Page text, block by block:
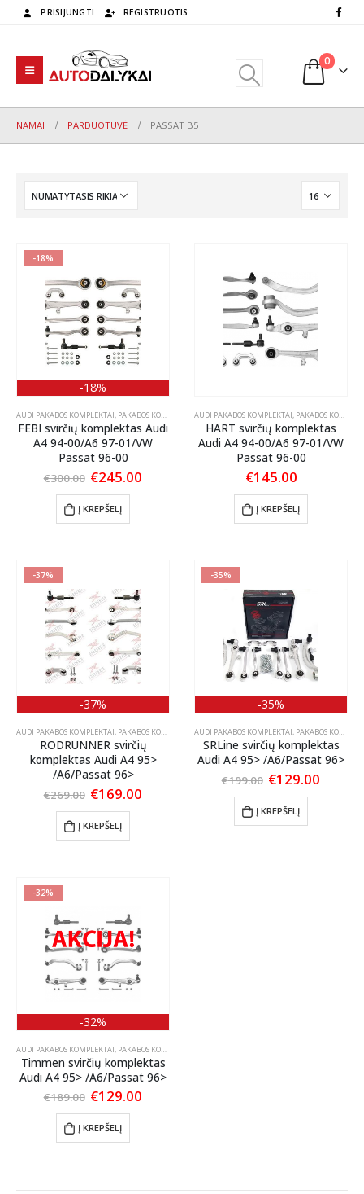
PRISIJUNGTI REGISTRUOTIS
0
NAMAI PARDUOTUVĖ PASSAT B5
-18%
-18%
AUDI PAKABOS KOMPLEKTAI, PAKABOS KOMPLEKTAI ,VW PAKABOS KOMPLEKTAI
FEBI svirčių komplektas Audi
A4 94-00/A6 97-01/VW
Passat 96-00
€300.00 Original
price
was:
€300.00.
€245.00
Į KREPŠELĮ
AUDI PAKABOS KOMPLEKTAI, PAKABOS KOMPLEKTAI
HART svirčių komplektas
Audi A4 94-00/A6 97-01/VW
Passat 96-00
€145.00
Į KREPŠELĮ
-37%
-37%
AUDI PAKABOS KOMPLEKTAI, PAKABOS KOMPLEKTAI ,VW PAKABOS KOMPLEKTAI
RODRUNNER svirčių
komplektas Audi A4 95>
/A6/Passat 96>
€269.00 Original
was:
€269.00.
€169.00
Į KREPŠELĮ
-35%
-35%
AUDI PAKABOS KOMPLEKTAI, PAKABOS KOMPLEKTAI
SRLine svirčių komplektas
Audi A4 95> /A6/Passat 96>
€199.00 Original
was:
€199.00.
€129.00
Į KREPŠELĮ
-32%
-32%
AUDI PAKABOS KOMPLEKTAI, PAKABOS KOMPLEKTAI
Timmen svirčių komplektas
Audi A4 95> /A6/Passat 96>
€189.00 Original
was:
€189.00.
€129.00
Į KREPŠELĮ